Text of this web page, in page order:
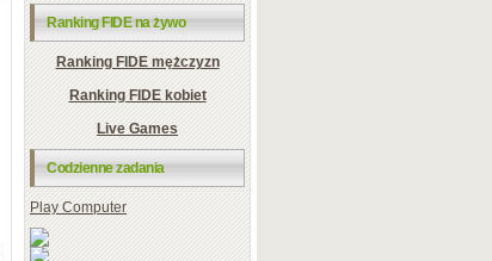
Ranking FIDE na żywo
Ranking FIDE mężczyzn
Ranking FIDE kobiet
Live Games
Codzienne zadania
Play Computer